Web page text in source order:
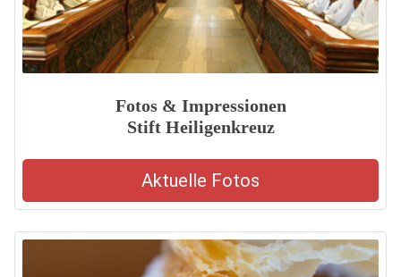
Fotos & Impressionen
Stift Heiligenkreuz
Aktuelle Fotos